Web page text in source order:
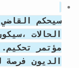
سيحكم
الحالات
مؤتمر
الديون فرصة